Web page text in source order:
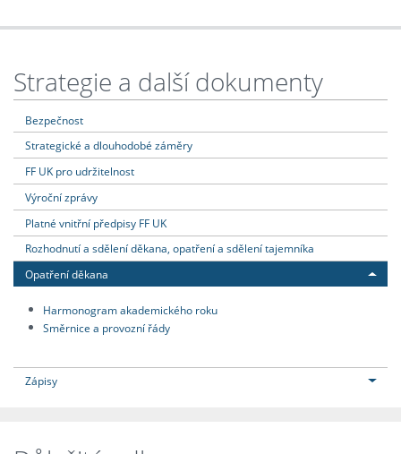
Strategie a další dokumenty
Bezpečnost
Strategické a dlouhodobé záměry
FF UK pro udržitelnost
Výroční zprávy
Platné vnitřní předpisy FF UK
Rozhodnutí a sdělení děkana, opatření a sdělení tajemníka
Opatření děkana
Harmonogram akademického roku
Směrnice a provozní řády
Zápisy